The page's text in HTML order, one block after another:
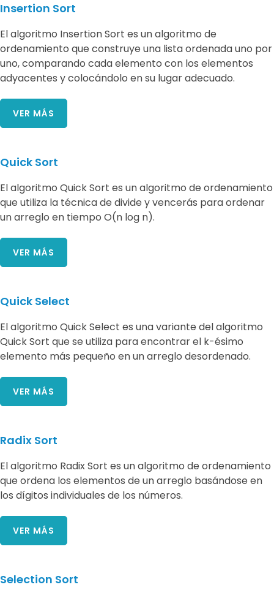
Insertion Sort
El algoritmo Insertion Sort es un algoritmo de
ordenamiento que construye una lista ordenada uno por
uno, comparando cada elemento con los elementos
adyacentes y colocándolo en su lugar adecuado.
VER MÁS
Quick Sort
El algoritmo Quick Sort es un algoritmo de ordenamiento
que utiliza la técnica de divide y vencerás para ordenar
un arreglo en tiempo O(n log n).
VER MÁS
Quick Select
El algoritmo Quick Select es una variante del algoritmo
Quick Sort que se utiliza para encontrar el k-ésimo
elemento más pequeño en un arreglo desordenado.
VER MÁS
Radix Sort
El algoritmo Radix Sort es un algoritmo de ordenamiento
que ordena los elementos de un arreglo basándose en
los dígitos individuales de los números.
VER MÁS
Selection Sort